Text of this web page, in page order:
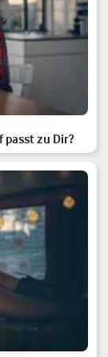
passt zu Dir?